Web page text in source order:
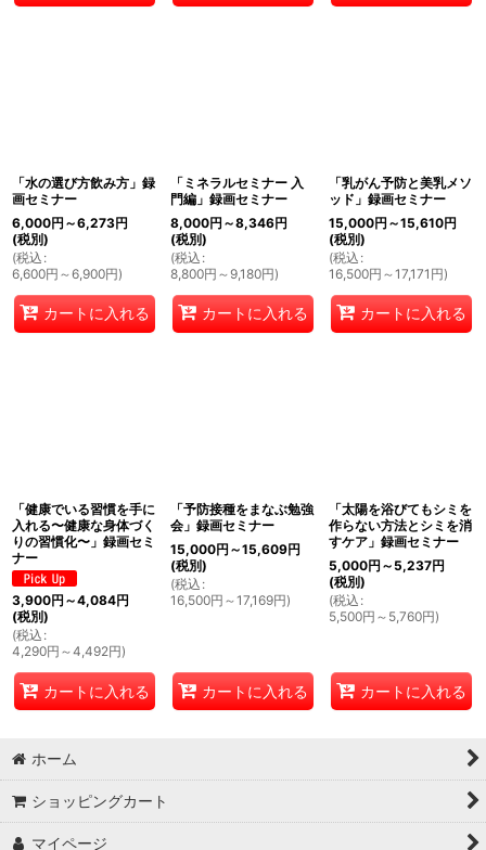
「水の選び方飲み方」録
画セミナー
6,000円 ～6,273円
(税別)
(税込 :
6,600円 ～6,900円)
カートに入れる
「ミネラルセミナー 入
門編」録画セミナー
8,000円 ～8,346円
(税別)
(税込 :
8,800円 ～9,180円)
カートに入れる
「乳がん予防と美乳メソ
ッド」録画セミナー
15,000円 ～15,610円
(税別)
(税込 :
16,500円 ～17,171 円)
カートに入れる
「健康でいる習慣を手に
入れる〜健康な身体づく
りの習慣化〜」録画セミ
ナー
3,900円 ～4,084円
(税別)
(税込 :
4,290円 ～4,492円)
カートに入れる
「予防接種をまなぶ勉強
会」録画セミナー
15,000円 ～15,609円
(税別)
(税込 :
16,500円 ～17,169円)
カートに入れる
「太陽を浴びてもシミを
作らない方法とシミを消
すケア」録画セミナー
5,000円 ～5,237円
(税別)
(税込 :
5,500円 ～5,760円)
カートに入れる
ホーム
ショッピングカート
マイページ